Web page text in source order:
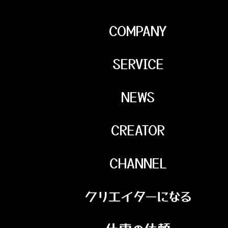
COMPANY
SERVICE
NEWS
CREATOR
CHANNEL
クリエイターになる